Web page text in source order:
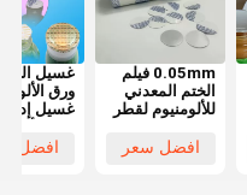
0.05mm فيلم
الختم المعدني
للألومنيوم لقطر
180mmافضل سعر
غسيل
ورق
غسيل
مع الغطاء
افضل